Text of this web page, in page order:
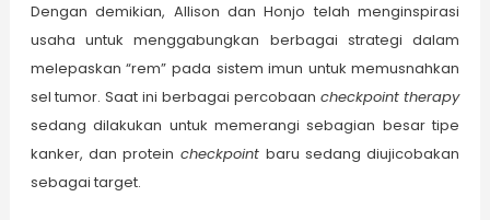
Dengan demikian, Allison dan Honjo telah menginspirasi
usaha untuk menggabungkan berbagai strategi dalam
melepaskan “rem” pada sistem imun untuk memusnahkan
sel tumor. Saat ini berbagai percobaan checkpoint therapy
sedang dilakukan untuk memerangi sebagian besar tipe
kanker, dan protein checkpoint baru sedang diujicobakan
sebagai target.